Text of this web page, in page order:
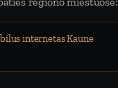
internetas Kaune